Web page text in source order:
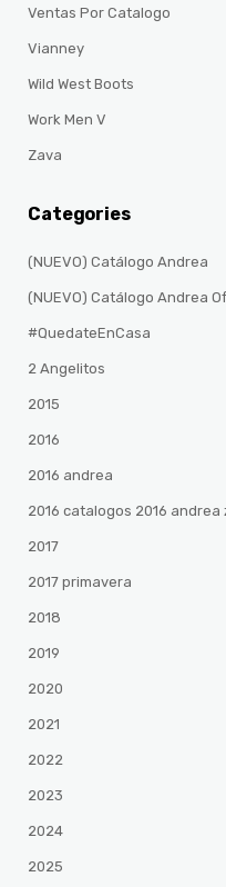
Ventas Por Catalogo
Vianney
Wild West Boots
Work Men V
Zava
Categories
(NUEVO) Catálogo Andrea
(NUEVO) Catálogo Andrea
#QuedateEnCasa
2 Angelitos
2015
2016
2016 andrea
2016 catalogos 2016
2017
2017 primavera
2018
2019
2020
2021
2022
2023
2024
2025